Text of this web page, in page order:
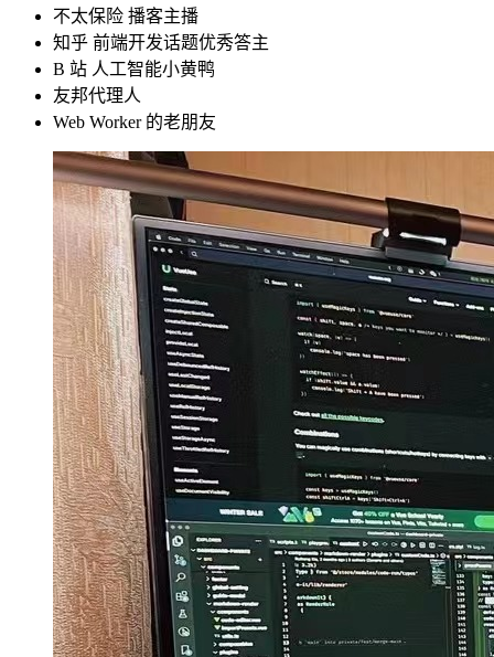
不太保险 播客主播
知乎 前端开发话题优秀答主
B 站 人工智能小黄鸭
友邦代理人
Web Worker 的老朋友